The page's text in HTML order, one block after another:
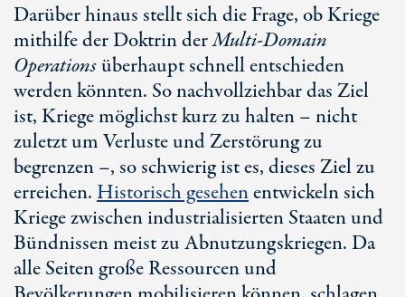
Darüber hinaus stellt sich die Frage, ob Kriege
mithilfe der Doktrin derMulti-Domain
Operationsüberhaupt schnell entschieden
werden könnten. So nachvollziehbar das Ziel
ist, Kriege möglichst kurz zu halten – nicht
zuletzt um Verluste und Zerstörung zu
begrenzen –, so schwierig ist es, dieses Ziel zu
erreichen.Historisch gesehenentwickeln sich
Kriege zwischen industrialisierten Staaten und
Bündnissen meist zu Abnutzungskriegen. Da
alle Seiten große Ressourcen und